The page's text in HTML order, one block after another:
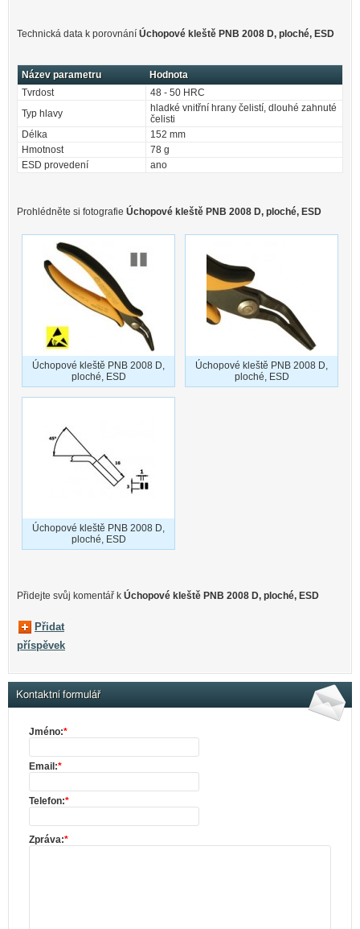
Technická data k porovnání Úchopové kleště PNB 2008 D, ploché, ESD
Název parametru
Hodnota
Tvrdost
48 - 50 HRC
Typ hlavy
hladké vnitřní hrany čelistí, dlouhé zahnuté
čelisti
Délka
152 mm
Hmotnost
78 g
ESD provedení
ano
Prohlédněte si fotografie Úchopové kleště PNB 2008 D, ploché, ESD
Úchopové kleště PNB 2008 D,
ploché, ESD
Úchopové kleště PNB 2008 D,
ploché, ESD
Úchopové kleště PNB 2008 D,
ploché, ESD
Přidejte svůj komentář k Úchopové kleště PNB 2008 D, ploché, ESD
Přidat
příspěvek
Kontaktní formulář
Jméno:*
Email:*
Telefon:*
Zpráva:*